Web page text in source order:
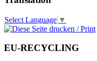
Select Language ▼
EU-RECYCLING